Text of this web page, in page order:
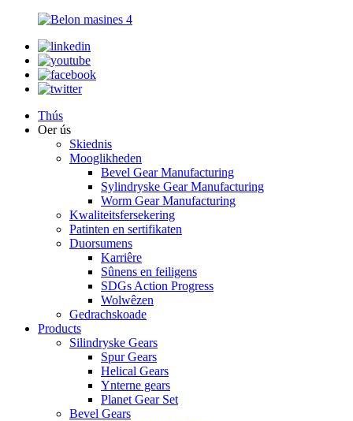
Thús
Oer ús
Skiednis
Mooglikheden
Bevel Gear Manufacturing
Sylindryske Gear Manufacturing
Worm Gear Manufacturing
Kwaliteitsfersekering
Patinten en sertifikaten
Duorsumens
Karriêre
Sûnens en feiligens
SDGs Action Progress
Wolwêzen
Gedrachskoade
Products
Silindryske Gears
Spur Gears
Helical Gears
Ynterne gears
Planet Gear Set
Bevel Gears